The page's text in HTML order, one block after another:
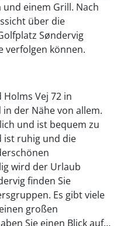
einem Grill. Nach
über die
Søndervig
verfolgen können.
Holms Vej 72 in
der Nähe von allem.
und ist bequem zu
ist ruhig und die
wird der Urlaub
finden Sie
Es gibt viele
großen
Sie einen Blick auf